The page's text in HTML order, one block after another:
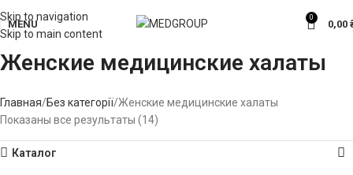
Skip to navigation
Skip to main content
MENU
0
0,00
Женские медицинские халаты
Главная Без категорії Женские медицинские халаты
Показаны все результаты (14)
Каталог